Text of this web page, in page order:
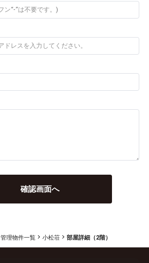
管理物件一覧 小松荘 部屋詳細（2階）